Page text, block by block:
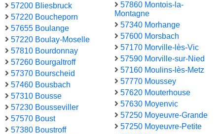
57200 Bliesbruck
57220 Boucheporn
57655 Boulange
57220 Boulay-Moselle
57810 Bourdonnay
57260 Bourgaltroff
57370 Bourscheid
57460 Bousbach
57310 Bousse
57230 Bousseviller
57570 Boust
57380 Boustroff
57860 Montois-la-
Montagne
57340 Morhange
57600 Morsbach
57170 Morville-lès-Vic
57590 Morville-sur-Nied
57160 Moulins-lès-Metz
57770 Moussey
57620 Mouterhouse
57630 Moyenvic
57250 Moyeuvre-Grande
57250 Moyeuvre-Petite